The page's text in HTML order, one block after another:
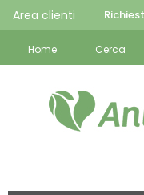
Area clienti
Home Cerca